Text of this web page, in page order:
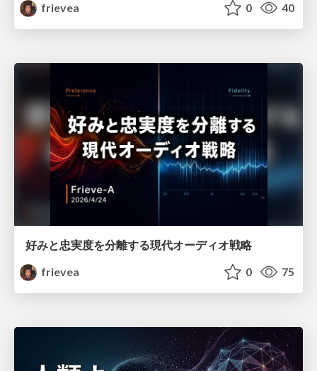
frievea
0 40
好みと忠実度を分離する現代オーディオ戦略
frievea
0 75